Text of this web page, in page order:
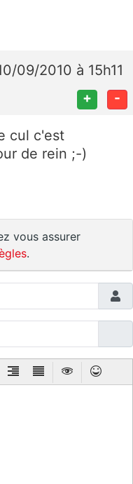
09/2010 à 15h11
+ -
cul c'est
de rein ;-)
vous assurer
.